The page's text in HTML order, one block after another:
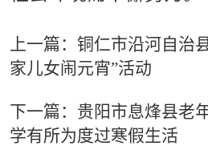
上一篇：铜仁市沿河自治
家儿女闹元宵”活动
下一篇：贵阳市息烽县老
学有所为度过寒假生活